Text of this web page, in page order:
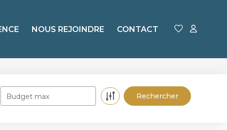
NOUS REJOINDRE CONTACT
Budget max